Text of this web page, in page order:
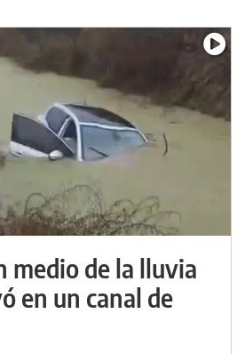
medio de la lluvia
en un canal de